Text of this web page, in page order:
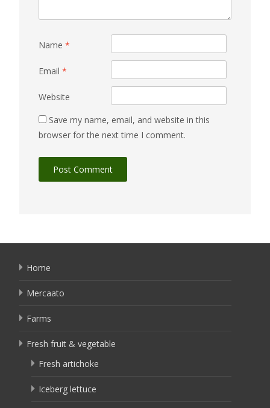
Name *
Email *
Website
Save my name, email, and website in this
browser for the next time I comment.
Home
Mercaato
Farms
Fresh fruit & vegetable
Fresh artichoke
Iceberg lettuce